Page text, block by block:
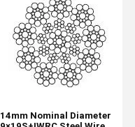
14mm Nominal Diameter